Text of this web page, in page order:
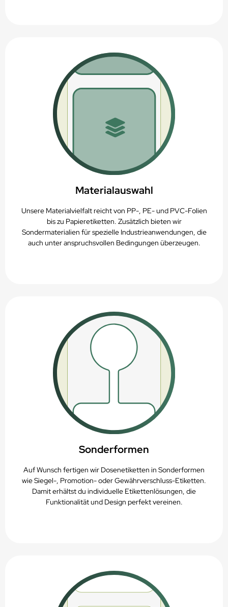
Materialauswahl
Unsere Materialvielfalt reicht von PP-, PE- und PVC-Folien
bis zu Papieretiketten. Zusätzlich bieten wir
Sondermaterialien für spezielle Industrieanwendungen, die
auch unter anspruchsvollen Bedingungen überzeugen.
Sonderformen
Auf Wunsch fertigen wir Dosenetiketten in Sonderformen
wie Siegel-, Promotion- oder Gewährverschluss-Etiketten.
Damit erhältst du individuelle Etikettenlösungen, die
Funktionalität und Design perfekt vereinen.